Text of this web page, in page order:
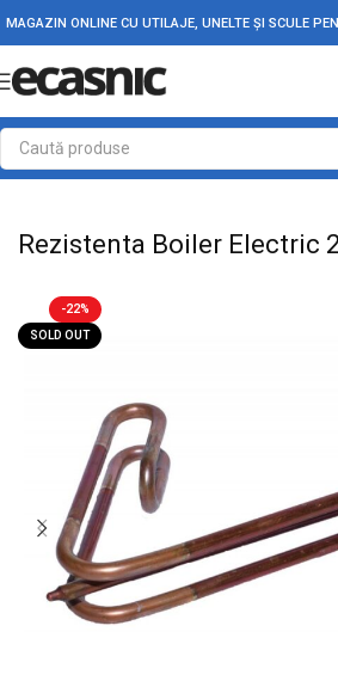
MAGAZIN ONLINE CU UTILAJE, UNELTE ȘI SCULE
Prima pagină Casă Rezistente Electrice
Rezistenta Boiler Electric
-22%
SOLD OUT